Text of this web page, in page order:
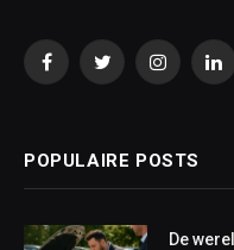
FacebookTwitterInstagram
POPULAIRE POSTS
De